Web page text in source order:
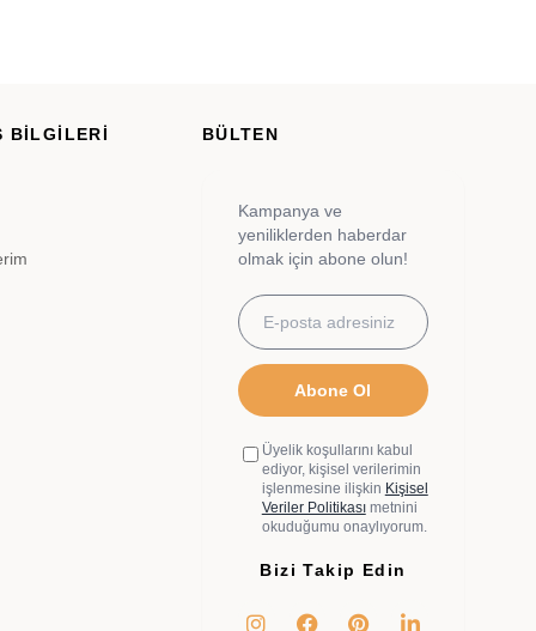
BİLGİLERİ BÜLTEN
Kampanya ve
yeniliklerden haberdar
olmak için abone olun!
Abone Ol
Üyelik koşullarını kabul
ediyor, kişisel verilerimin
işlenmesine ilişkin Kişisel
Veriler Politikasımetnini
okuduğumu onaylıyorum.
Bizi Takip Edin